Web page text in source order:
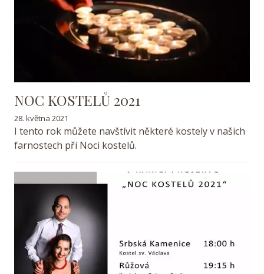
NOC KOSTELŮ 2021
28. května 2021
I tento rok můžete navštívit některé kostely v našich
farnostech při Noci kostelů.